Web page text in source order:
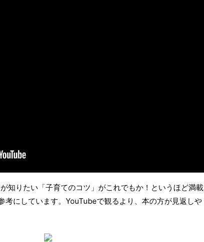
知りたい「子育てのコツ」がこれでもか！というほど満載
考にしています。YouTubeで観るより、本の方が見返しや